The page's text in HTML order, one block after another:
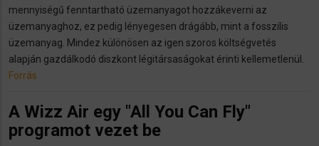
mennyiségű fenntartható üzemanyagot hozzákeverni az
üzemanyaghoz, ez pedig lényegesen drágább, mint a fosszilis
üzemanyag. Mindez különösen az igen szoros költségvetés
alapján gazdálkodó diszkont légitársaságokat érinti kellemetlenül.
Forrás
A Wizz Air egy "All You Can Fly"
programot vezet be